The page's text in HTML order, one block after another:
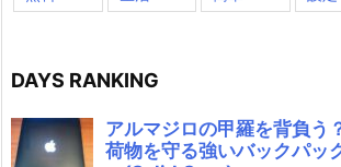
DAYS RANKING